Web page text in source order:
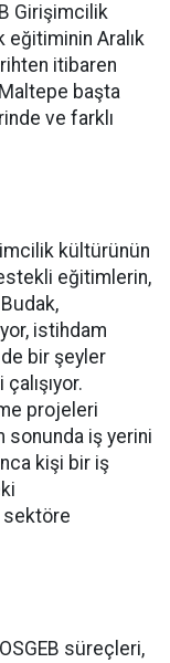
Girişimcilik
Aralık
itibaren
başta
ve farklı
kültürünün
eğitimlerin,
istihdam
bir şeyler
projeleri
sonunda iş yerini
kişi bir iş
sektöre
süreçleri,